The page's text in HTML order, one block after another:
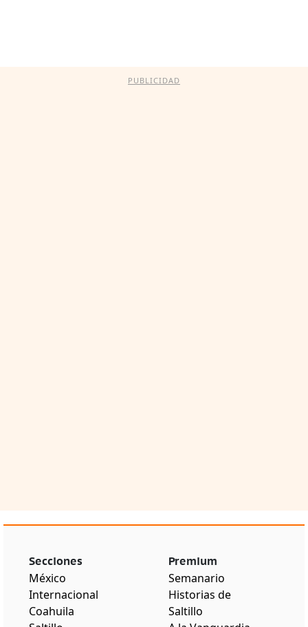
PUBLICIDAD
Secciones
México
Internacional
Coahuila
Premium
Semanario
Historias de
Saltillo